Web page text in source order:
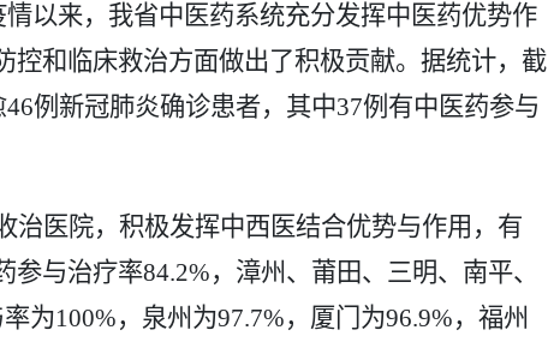
以来，我省中医药系统充分发挥中医药优势作
控和临床救治方面做出了积极贡献。据统计，截
例新冠肺炎确诊患者，其中37例有中医药参与
治医院，积极发挥中西医结合优势与作用，有
参与治疗率84.2%，漳州、莆田、三明、南平、
为100%，泉州为97.7%，厦门为96.9%，福州